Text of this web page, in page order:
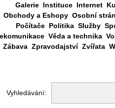
Galerie Instituce Internet
Obchody a Eshopy Osobní
Počítače Politika Služby
Věda a technika
Zábava Zpravodajství Zvířata
Vyhledávání: